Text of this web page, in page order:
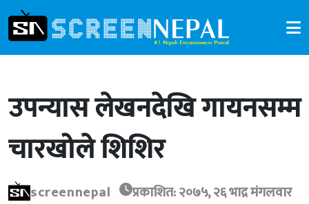
उपन्यास लेखनदेखि गायनसम्म
चारखोले शिशिर
screennepal प्रकाशित: २०७५, २६ भाद्र मंगलवार